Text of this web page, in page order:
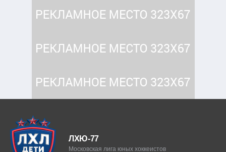
ЛХЮ-77
Московская лига юных хоккеистов